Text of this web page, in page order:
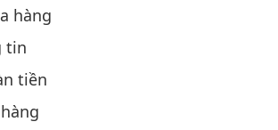
hàng
tin
tiền